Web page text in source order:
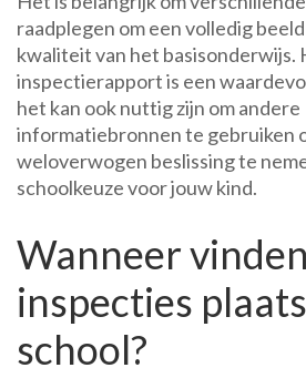
raadplegen om een volledig
kwaliteit van het basisonderwijs.
inspectierapport is een
het kan ook nuttig zijn om andere
informatiebronnen te gebruiken
weloverwogen beslissing te
schoolkeuze voor jouw kind.
Wanneer
inspecties
school?